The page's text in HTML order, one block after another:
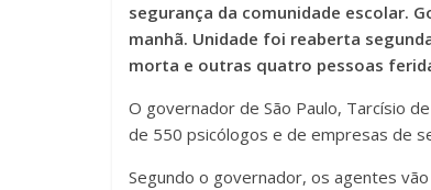
segurança da comunidade escolar.
manhã. Unidade foi reaberta
morta e outras quatro pessoas
O governador de São Paulo, Tarcísio
de 550 psicólogos e de empresas de
Segundo o governador, os agentes